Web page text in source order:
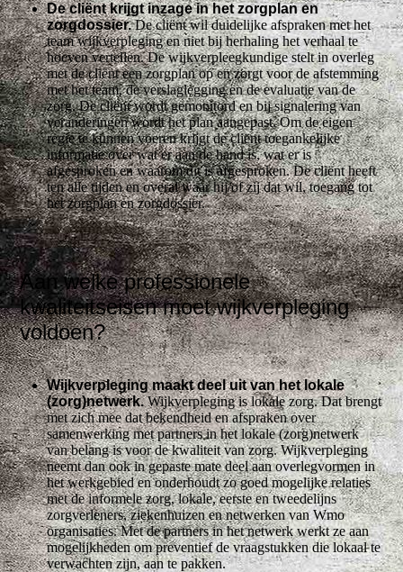
De cliënt krijgt inzage in het zorgplan en
zorgdossier.De cliënt wil duidelijke afspraken met het
team wijkverpleging en niet bij herhaling het verhaal te
hoeven vertellen. De wijkverpleegkundige stelt in overleg
met de cliënt een zorgplan op en zorgt voor de afstemming
met het team, de verslaglegging en de evaluatie van de
zorg. De cliënt wordt gemonitord en bij signalering van
veranderingen wordt het plan aangepast. Om de eigen
regie te kunnen voeren krijgt de cliënt toegankelijke
informatie over wat er aan de hand is, wat er is
afgesproken en waarom dit is afgesproken. De cliënt heeft
ten alle tijden en overal waar hij/of zij dat wil, toegang tot
het zorgplan en zorgdossier.
Aan welke professionele
kwaliteitseisen moet wijkverpleging
voldoen?
Wijkverpleging maakt deel uit van het lokale
(zorg)netwerk. Wijkverpleging is lokale zorg. Dat brengt
met zich mee dat bekendheid en afspraken over
samenwerking met partners in het lokale (zorg)netwerk
van belang is voor de kwaliteit van zorg. Wijkverpleging
neemt dan ook in gepaste mate deel aan overlegvormen in
het werkgebied en onderhoudt zo goed mogelijke relaties
met de informele zorg, lokale, eerste en tweedelijns
zorgverleners, ziekenhuizen en netwerken van Wmo
organisaties. Met de partners in het netwerk werkt ze aan
mogelijkheden om preventief de vraagstukken die lokaal te
verwachten zijn, aan te pakken.